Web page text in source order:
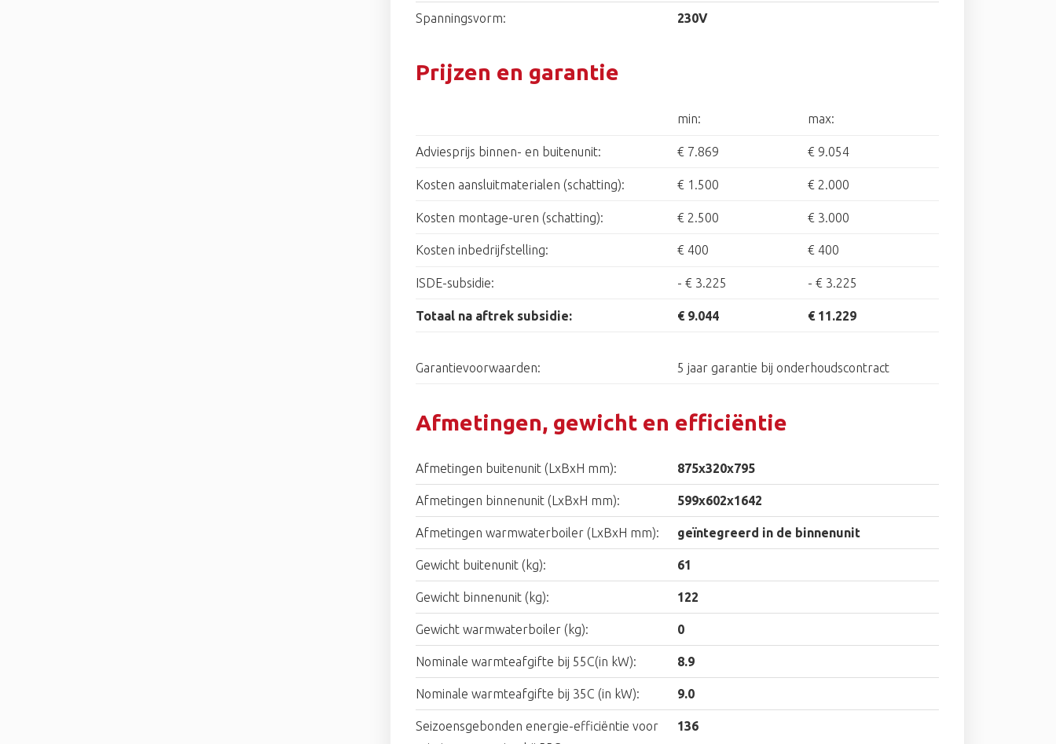
Spanningsvorm: 230V
Prijzen en garantie
min: max:
Adviesprijs binnen- en buitenunit: € 7.869 € 9.054
Kosten aansluitmaterialen (schatting): € 1.500 € 2.000
Kosten montage-uren (schatting): € 2.500 € 3.000
Kosten inbedrijfstelling: € 400 € 400
ISDE-subsidie: - € 3.225 -€ 3.225
Totaal na aftrek subsidie: € 9.044 € 11.229
Garantievoorwaarden: 5 jaar garantie bij onderhoudscontract
Afmetingen, gewicht en efficiëntie
Afmetingen buitenunit (LxBxH mm): 875x320x795
Afmetingen binnenunit (LxBxH mm): 599x602x1642
Afmetingen warmwaterboiler (LxBxH mm): geïntegreerd in de binnenunit
Gewicht buitenunit (kg): 61
Gewicht binnenunit (kg): 122
Gewicht warmwaterboiler (kg): 0
Nominale warmteafgifte bij 55C(in kW): 8.9
Nominale warmteafgifte bij 35C (in kW): 9.0
Seizoensgebonden energie-efficiëntie voor
136